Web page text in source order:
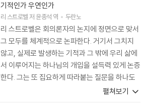
기적인가 우연인가
리 스트로벨저윤종석 역 두란노
리 스트로벨은 회의론자의 논지에 정면으로 맞서
그 모두를 체계적으로 논파한다. 거기서 그치지
않고, 실제로 발생하는 기적과 그 밖에 우리 삶에
서 이루어지는 하나님의 개입을 설득력 있게 논증
한다. 그는 또 집요하게 따라붙는 질문을 하나도
피해 가지 않는다. 하나님은 우리에게 닥쳐오는
펼쳐보기